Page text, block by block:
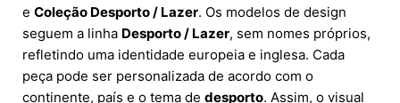
e Coleção Desporto / Lazer. Os modelos de design
seguem a linha Desporto / Lazer, sem nomes próprios,
refletindo uma identidade europeia e inglesa. Cada
peça pode ser personalizada de acordo com o
continente, país e o tema de desporto. Assim, o visual